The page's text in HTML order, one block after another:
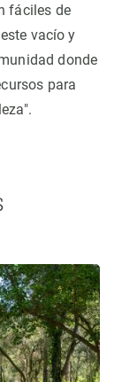
fáciles de
vacío y
donde
para